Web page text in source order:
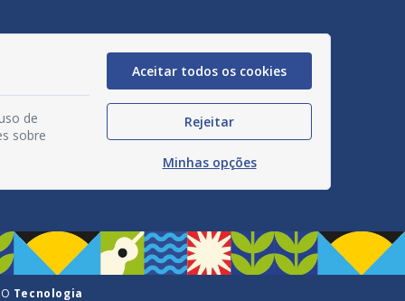
Tecnologia
de
sobre
Aceitar todos os cookies
Rejeitar
Minhas opções